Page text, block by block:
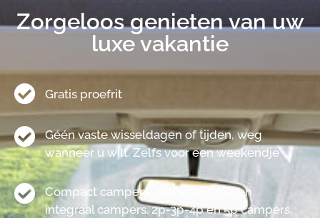
Zorgeloos genieten van uw
luxe vakantie
Gratis proefrit
Géén vaste wisseldagen of tijden, weg
wanneer u wilt. Zelfs voor een weekendje
Compact campers, half-intergraal en
integraal campers. 2p-3p-4p en 5p campers.